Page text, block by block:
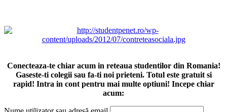
Conecteaza-te chiar acum in reteaua studentilor din Romania!
Gaseste-ti colegii sau fa-ti noi prieteni. Totul este gratuit si
rapid! Intra in cont pentru mai multe optiuni! Incepe chiar
acum: